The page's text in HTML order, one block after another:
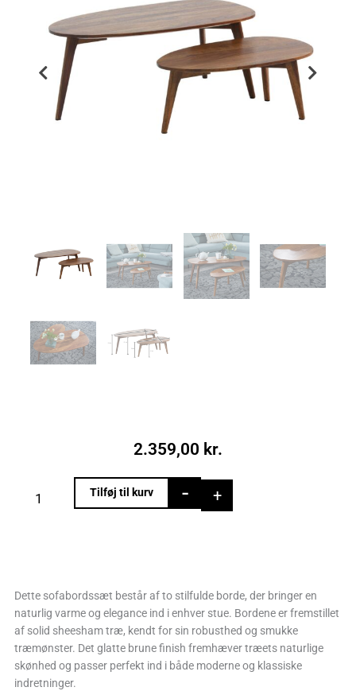
2.359,00 kr.
-
sofabordssæt
+
Tilføj til kurv
Dette sofabordssæt består af to stilfulde borde, der bringer en
naturlig varme og elegance ind i enhver stue. Bordene er fremstillet
af solid sheesham træ, kendt for sin robusthed og smukke
træmønster. Det glatte brune finish fremhæver træets naturlige
skønhed og passer perfekt ind i både moderne og klassiske
indretninger.